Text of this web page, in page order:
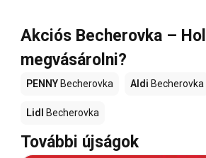
Akciós Becherovka –
megvásárolni?
PENNY Becherovka Aldi Becherovka
Lidl Becherovka
További újságok